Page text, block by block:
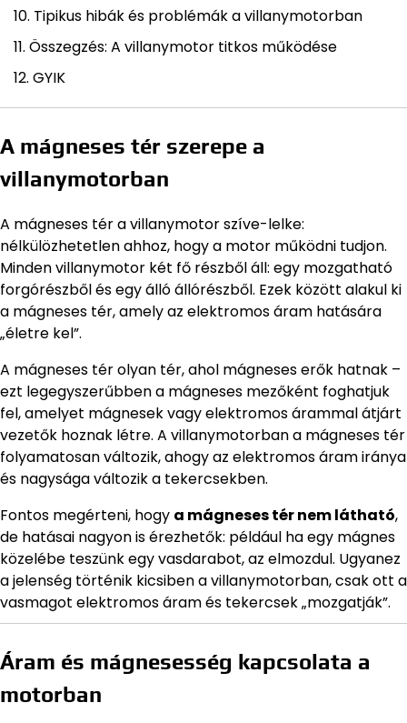
Tipikus hibák és problémák a villanymotorban
Összegzés: A villanymotor titkos működése
GYIK
A mágneses tér szerepe a
villanymotorban
A mágneses tér a villanymotor szíve-lelke:
nélkülözhetetlen ahhoz, hogy a motor működni tudjon.
Minden villanymotor két fő részből áll: egy mozgatható
forgórészből és egy álló állórészből. Ezek között alakul ki
a mágneses tér, amely az elektromos áram hatására
„életre kel”.
A mágneses tér olyan tér, ahol mágneses erők hatnak –
ezt legegyszerűbben a mágneses mezőként foghatjuk
fel, amelyet mágnesek vagy elektromos árammal átjárt
vezetők hoznak létre. A villanymotorban a mágneses tér
folyamatosan változik, ahogy az elektromos áram iránya
és nagysága változik a tekercsekben.
Fontos megérteni, hogy a mágneses tér nem látható,
de hatásai nagyon is érezhetők: például ha egy mágnes
közelébe teszünk egy vasdarabot, az elmozdul. Ugyanez
a jelenség történik kicsiben a villanymotorban, csak ott a
vasmagot elektromos áram és tekercsek „mozgatják”.
Áram és mágnesesség kapcsolata a
motorban